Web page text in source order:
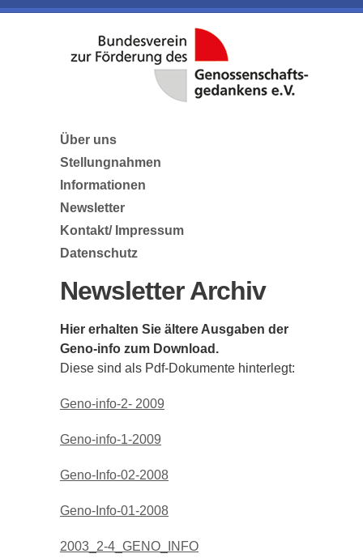
Über uns
Stellungnahmen
Informationen
Newsletter
Kontakt/ Impressum
Datenschutz
Newsletter Archiv
Hier erhalten Sie ältere Ausgaben der
Geno-info zum Download.
Diese sind als Pdf-Dokumente hinterlegt:
Geno-info-2- 2009
Geno-info-1-2009
Geno-Info-02-2008
Geno-Info-01-2008
2003_2-4_GENO_INFO